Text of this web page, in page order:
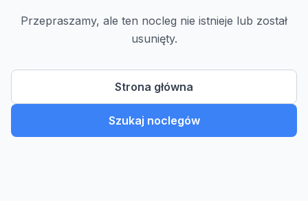
Przepraszamy, ale ten nocleg nie istnieje lub został
usunięty.
Strona główna
Szukaj noclegów